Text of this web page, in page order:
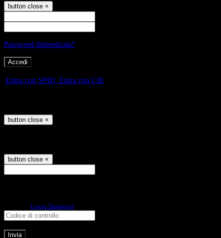
button close ×
Password dimenticata?
Entra con SPID Entra con CIE
button close ×
button close ×
Login Spaggiari